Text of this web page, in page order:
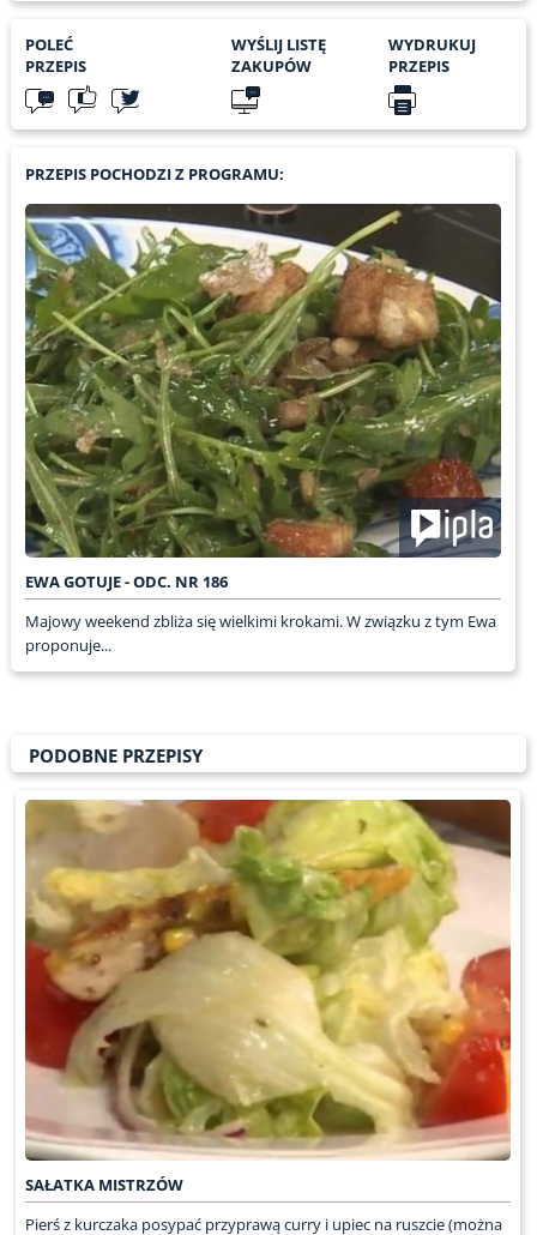
POLEĆ
PRZEPIS
WYŚLIJ LISTĘ
ZAKUPÓW
WYDRUKUJ
PRZEPIS
PRZEPIS POCHODZI Z PROGRAMU:
EWA GOTUJE - ODC. NR 186
Majowy weekend zbliża się wielkimi krokami. W związku z tym Ewa
proponuje...
PODOBNE PRZEPISY
SAŁATKA MISTRZÓW
Pierś z kurczaka posypać przyprawą curry i upiec na ruszcie (można